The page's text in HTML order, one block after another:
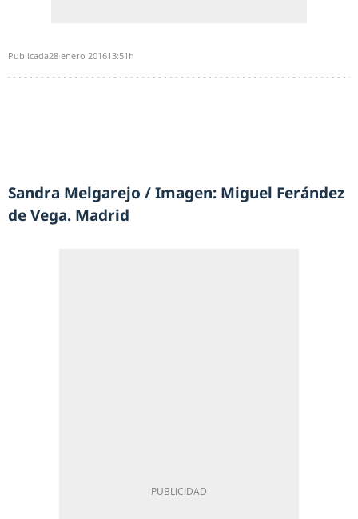
Publicada28 enero 201613:51h
Sandra Melgarejo / Imagen: Miguel Ferández
de Vega. Madrid